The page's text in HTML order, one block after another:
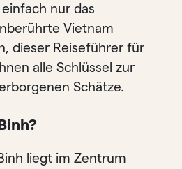
nur das
Vietnam
dieser Reiseführer für
alle Schlüssel zur
Schätze.
liegt im Zentrum